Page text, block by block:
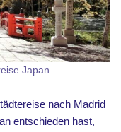
Japan
nach Madrid
entschieden hast,